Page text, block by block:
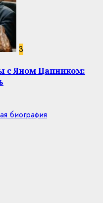
3
с Яном Цапником:
биография